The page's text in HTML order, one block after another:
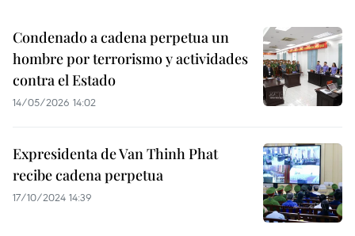
Condenado a cadena perpetua un
hombre por terrorismo y actividades
contra el Estado
14/05/2026 14:02
Expresidenta de Van Thinh Phat
recibe cadena perpetua
17/10/2024 14:39